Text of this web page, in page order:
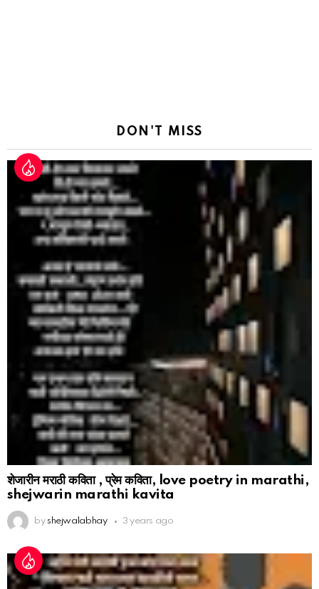
DON'T MISS
शेजारीन मराठी कविता , प्रेम कविता, love poetry in marathi,
shejwarin marathi kavita
by shejwalabhay 3 years ago